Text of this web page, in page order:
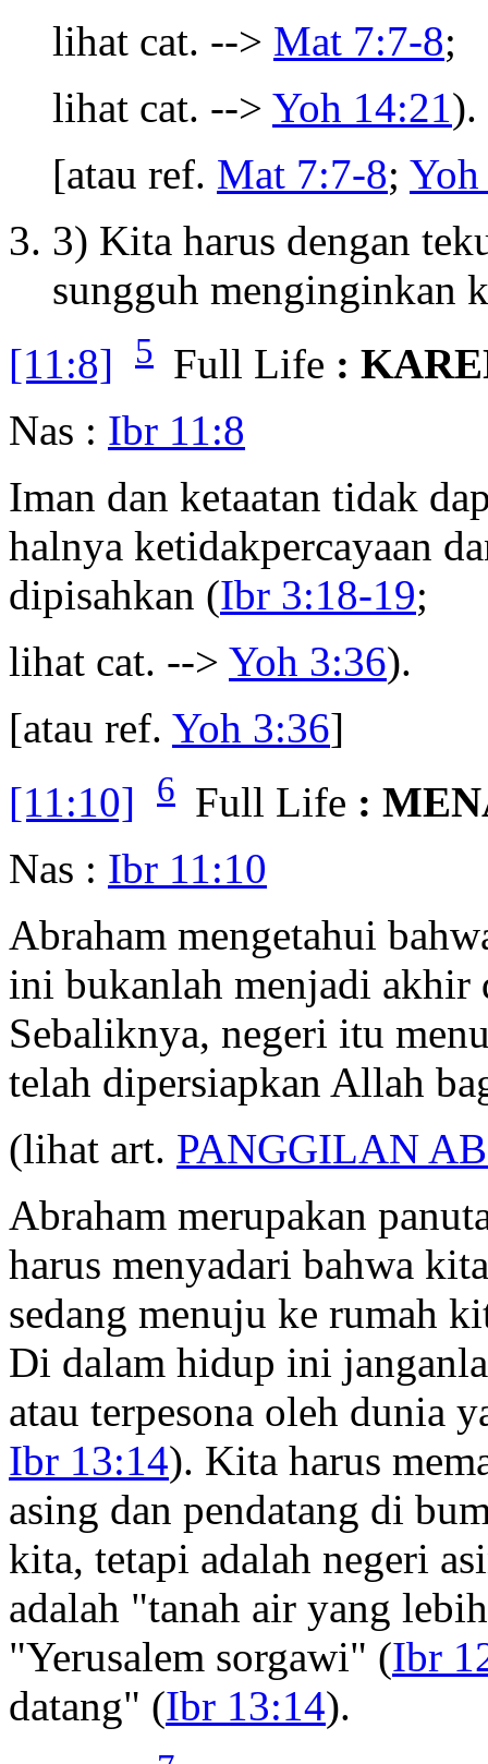
lihat cat. --> Mat 7:7-8;
lihat cat. --> Yoh 14:21).
[atau ref. Mat 7:7-8;
3) Kita harus dengan
sungguh menginginkan
[11:8]
5 Full Life :
Nas : Ibr 11:8
Iman dan ketaatan tidak
halnya ketidakpercayaan
dipisahkan (Ibr 3:18-19;
lihat cat. --> Yoh 3:36).
[atau ref. Yoh 3:36]
[11:10]
6 Full Life :
Nas : Ibr 11:10
Abraham mengetahui
ini bukanlah menjadi akhir
Sebaliknya, negeri itu
telah dipersiapkan Allah
(lihat art. PANGGILAN
Abraham merupakan
harus menyadari bahwa
sedang menuju ke rumah
Di dalam hidup ini
atau terpesona oleh dunia
Ibr 13:14). Kita harus
asing dan pendatang di
kita, tetapi adalah negeri
adalah "tanah air yang
"Yerusalem sorgawi" (Ibr
datang" (Ibr 13:14).